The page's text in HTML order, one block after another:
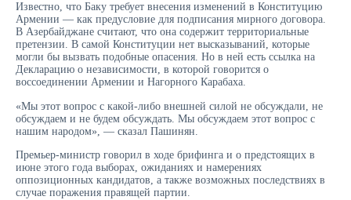
Известно, что Баку требует внесения изменений в Конституцию
Армении — как предусловие для подписания мирного договора.
В Азербайджане считают, что она содержит территориальные
претензии. В самой Конституции нет высказываний, которые
могли бы вызвать подобные опасения. Но в ней есть ссылка на
Декларацию о независимости, в которой говорится о
воссоединении Армении и Нагорного Карабаха.
«Мы этот вопрос с какой-либо внешней силой не обсуждали, не
обсуждаем и не будем обсуждать. Мы обсуждаем этот вопрос с
нашим народом», — сказал Пашинян.
Премьер-министр говорил в ходе брифинга и о предстоящих в
июне этого года выборах, ожиданиях и намерениях
оппозиционных кандидатов, а также возможных последствиях в
случае поражения правящей партии.